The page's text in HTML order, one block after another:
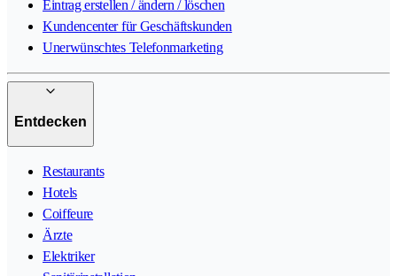
Eintrag erstellen / ändern / löschen
Kundencenter für Geschäftskunden
Unerwünschtes Telefonmarketing
Entdecken
Restaurants
Hotels
Coiffeure
Ärzte
Elektriker